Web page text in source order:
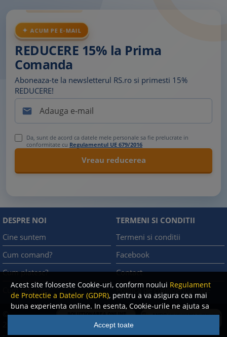
Acest site foloseste Cookie-uri, conform noului Regulament
de Protectie a Datelor (GDPR), pentru a va asigura cea mai
buna experienta online. In esenta, Cookie-urile ne ajuta sa
imbunatatim continutul de pe site, oferindu-va dvs.,
cititorul, o experienta online personalizata si mult mai
Accept toate
ACUM PE E-MAIL
REDUCERE 15% la Prima
Comanda
Aboneaza-te la newsletterul RS.ro si primesti 15%
REDUCERE!

Da, sunt de acord ca datele mele personale sa fie prelucrate in
conformitate cu Regulamentul UE 679/2016
DESPRE NOI
Cine suntem
Cum comand?
Cum platesc?
Cum returnez
TERMENI SI CONDITII
Termeni si conditii
Facebook
Contact
Politica de confidentialitate
©